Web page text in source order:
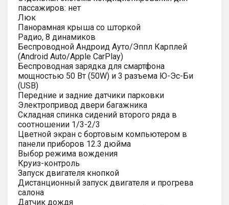
пассажиров: нет
Люк
Панорамная крыша со шторкой
Радио, 8 динамиков
Беспроводной Андроид Ауто/Эппл Карплей
(Android Auto/Apple CarPlay)
Беспроводная зарядка для смартфона
мощностью 50 Вт (50W) и 3 разъема Ю-Эс-Би
(USB)
Передние и задние датчики парковки
Электропривод двери багажника
Складная спинка сидений второго ряда в
соотношении 1/3-2/3
Цветной экран с бортовым компьютером в
панели приборов 12.3 дюйма
Выбор режима вождения
Круиз-контроль
Запуск двигателя кнопкой
Дистанционный запуск двигателя и прогрева
салона
Датчик дождя